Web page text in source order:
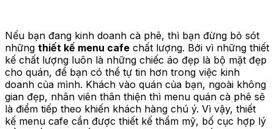
Nếu bạn đang kinh doanh cà phê, thì bạn đừng bỏ sót
những thiết kế menu cafe chất lượng. Bởi vì những thiết
kế chất lượng luôn là những chiếc áo đẹp là bộ mặt đẹp
cho quán, để bạn có thể tự tin hơn trong việc kinh
doanh của mình. Khách vào quán của bạn, ngoài không
gian đẹp, nhân viên thân thiện thì menu quán cà phê sẽ
là điểm tiếp theo khiến khách hàng chú ý. Vì vậy, thiết
kế menu cafe cần được thiết kế thẩm mỹ, bố cục hợp lý